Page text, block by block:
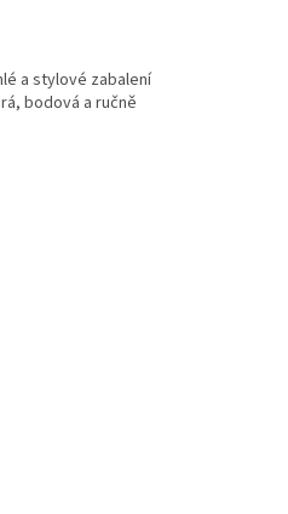
a stylové zabalení
bodová a ručně